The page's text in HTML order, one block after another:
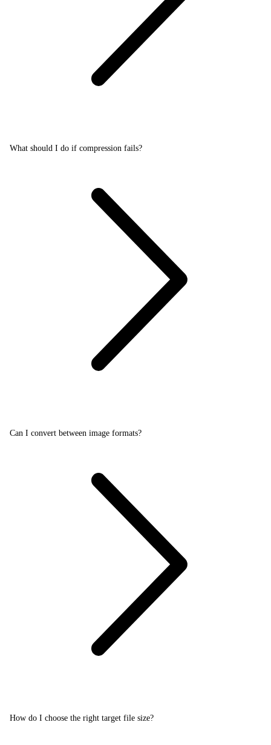
What should I do if compression fails?
Can I convert between image formats?
How do I choose the right target file size?